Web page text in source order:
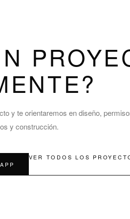
y te orientaremos en diseño,
y construcción.
VER TODOS LOS